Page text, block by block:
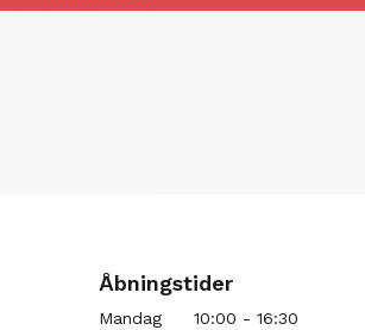
Åbningstider
Mandag
10:00 - 16:30